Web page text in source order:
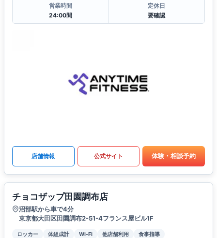
営業時間
24:00間
定休日
要確認
店舗情報 公式サイト 体験・相談予約
チョコザップ田園調布店
沼部駅から車で4分
東京都大田区田園調布2-51-4フランス屋ビル1F
ロッカー 体組成計 Wi-Fi 他店舗利用
食事指導